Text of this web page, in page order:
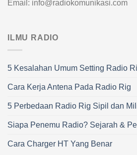
Email: info@radiokomunikasi.com
ILMU RADIO
5 Kesalahan Umum Setting Radio
Cara Kerja Antena Pada Radio Rig
5 Perbedaan Radio Rig Sipil dan
Siapa Penemu Radio? Sejarah &
Cara Charger HT Yang Benar